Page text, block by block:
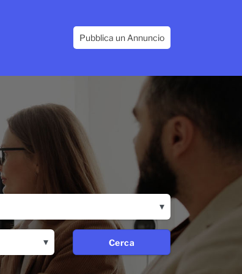
Pubblica un Annuncio